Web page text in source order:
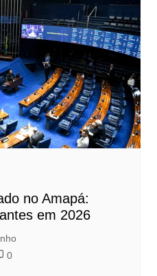
no Amapá:
em 2026
0